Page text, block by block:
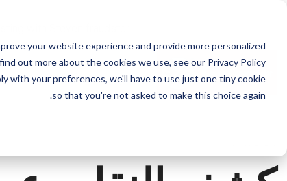
your website experience and provide more personalized
out more about the cookies we use, see our Privacy Policy.
with your preferences, we'll have to use just one tiny cookie
so that you're not asked to make this choice again.
main
content.